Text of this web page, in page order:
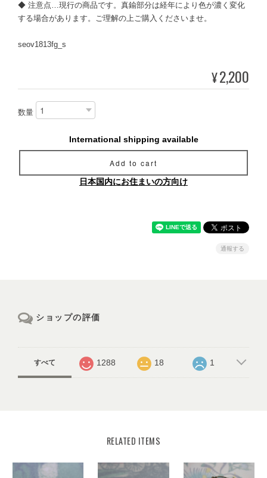
◆ 注意点…現行の商品です。真鍮部分は経年により色が濃く変化
する場合があります。ご理解の上ご購入くださいませ。
seov1813fg_s
¥2,200
数量
International shipping available
Add to cart
日本国内にお住まいの方向け
通報する
ショップの評価
すべて 1288 18 1
RELATED ITEMS